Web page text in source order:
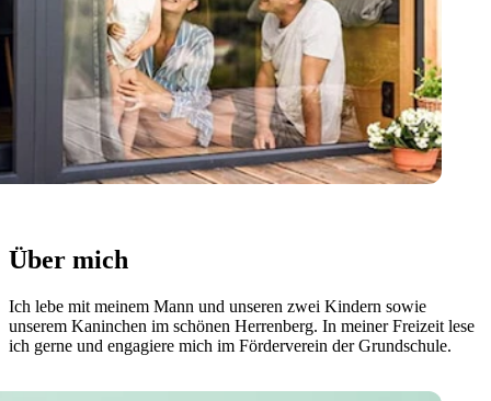
Über mich
Ich lebe mit meinem Mann und unseren zwei Kindern sowie
unserem Kaninchen im schönen Herrenberg. In meiner Freizeit lese
ich gerne und engagiere mich im Förderverein der Grundschule.